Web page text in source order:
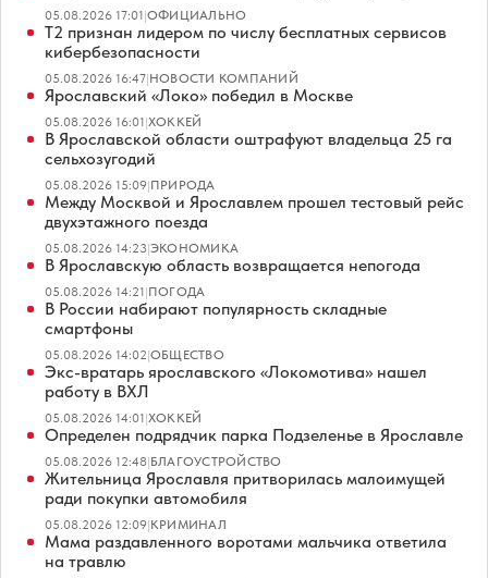
05.08.2026 17:01|ОФИЦИАЛЬНО
Т2 признан лидером по числу бесплатных сервисов
кибербезопасности
05.08.2026 16:47|НОВОСТИ КОМПАНИЙ
Ярославский «Локо» победил в Москве
05.08.2026 16:01|ХОККЕЙ
В Ярославской области оштрафуют владельца 25 га
сельхозугодий
05.08.2026 15:09|ПРИРОДА
Между Москвой и Ярославлем прошел тестовый рейс
двухэтажного поезда
05.08.2026 14:23|ЭКОНОМИКА
В Ярославскую область возвращается непогода
05.08.2026 14:21|ПОГОДА
В России набирают популярность складные
смартфоны
05.08.2026 14:02|ОБЩЕСТВО
Экс-вратарь ярославского «Локомотива» нашел
работу в ВХЛ
05.08.2026 14:01|ХОККЕЙ
Определен подрядчик парка Подзеленье в Ярославле
05.08.2026 12:48|БЛАГОУСТРОЙСТВО
Жительница Ярославля притворилась малоимущей
ради покупки автомобиля
05.08.2026 12:09|КРИМИНАЛ
Мама раздавленного воротами мальчика ответила
на травлю